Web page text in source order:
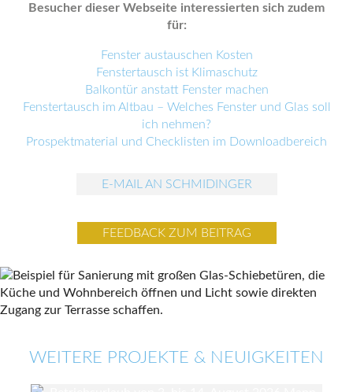
Besucher dieser Webseite interessierten sich zudem
für:
Fenster austauschen Kosten
Fenstertausch ist Klimaschutz
Balkontür anstatt Fenster machen
Fenstertausch im Altbau – Welches Fenster und Glas soll
ich nehmen?
Prospektmaterial und Checklisten im Downloadbereich
E-MAIL AN SCHMIDINGER
FEEDBACK ZUM BEITRAG
WEITERE PROJEKTE & NEUIGKEITEN